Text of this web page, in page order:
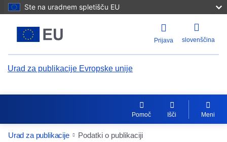
Ste na uradnem spletišču EU
Prijava slovenščina
Urad za publikacije Evropske unije
Pomoč Išči Meni
Urad za publikacije Podatki o publikaciji